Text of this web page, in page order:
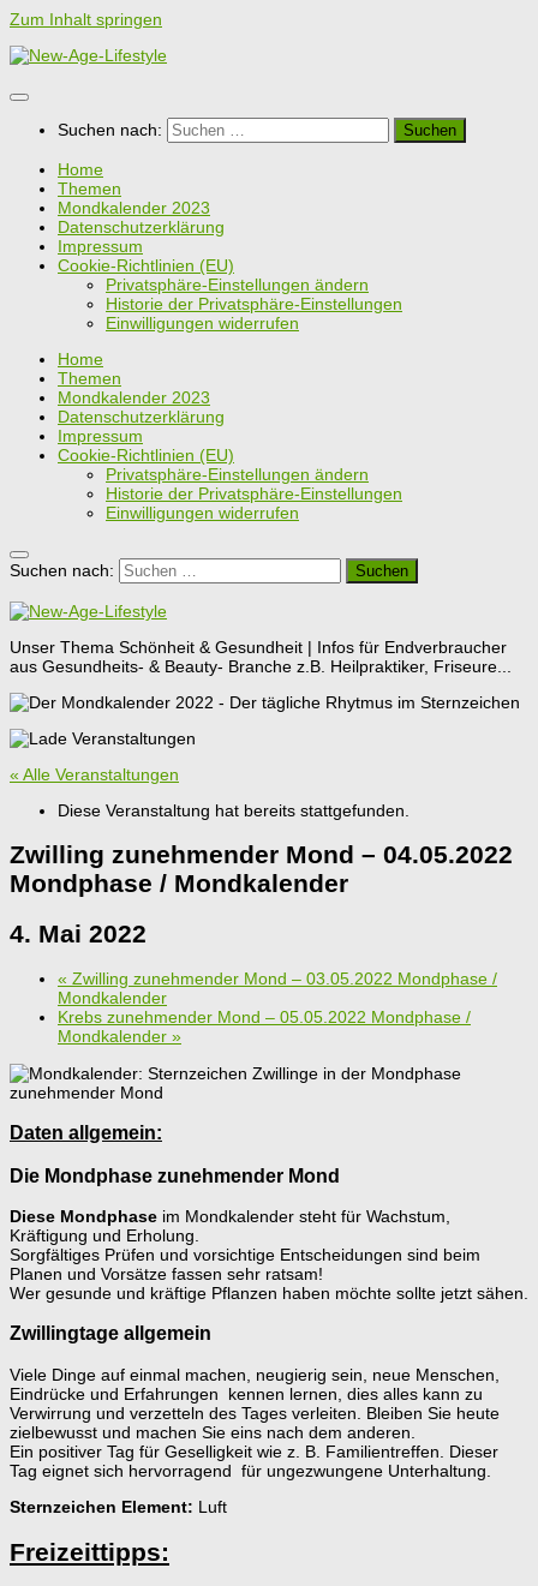
Zum Inhalt springen
Suchen nach:
Home
Themen
Mondkalender 2023
Datenschutzerklärung
Impressum
Cookie-Richtlinien (EU)
Privatsphäre-Einstellungen ändern
Historie der Privatsphäre-Einstellungen
Einwilligungen widerrufen
Home
Themen
Mondkalender 2023
Datenschutzerklärung
Impressum
Cookie-Richtlinien (EU)
Privatsphäre-Einstellungen ändern
Historie der Privatsphäre-Einstellungen
Einwilligungen widerrufen
Suchen nach:
Unser Thema Schönheit & Gesundheit | Infos für Endverbraucher
aus Gesundheits- & Beauty- Branche z.B. Heilpraktiker, Friseure...
« Alle Veranstaltungen
Diese Veranstaltung hat bereits stattgefunden.
Zwilling zunehmender Mond – 04.05.2022
Mondphase / Mondkalender
4. Mai 2022
« Zwilling zunehmender Mond – 03.05.2022 Mondphase /
Mondkalender
Krebs zunehmender Mond – 05.05.2022 Mondphase /
Mondkalender »
Daten allgemein:
Die Mondphase zunehmender Mond
Diese Mondphase im Mondkalender steht für Wachstum,
Kräftigung und Erholung.
Sorgfältiges Prüfen und vorsichtige Entscheidungen sind beim
Planen und Vorsätze fassen sehr ratsam!
Wer gesunde und kräftige Pflanzen haben möchte sollte jetzt sähen.
Zwillingtage allgemein
Viele Dinge auf einmal machen, neugierig sein, neue Menschen,
Eindrücke und Erfahrungen kennen lernen, dies alles kann zu
Verwirrung und verzetteln des Tages verleiten. Bleiben Sie heute
zielbewusst und machen Sie eins nach dem anderen.
Ein positiver Tag für Geselligkeit wie z. B. Familientreffen. Dieser
Tag eignet sich hervorragend für ungezwungene Unterhaltung.
Sternzeichen Element: Luft
Freizeittipps: